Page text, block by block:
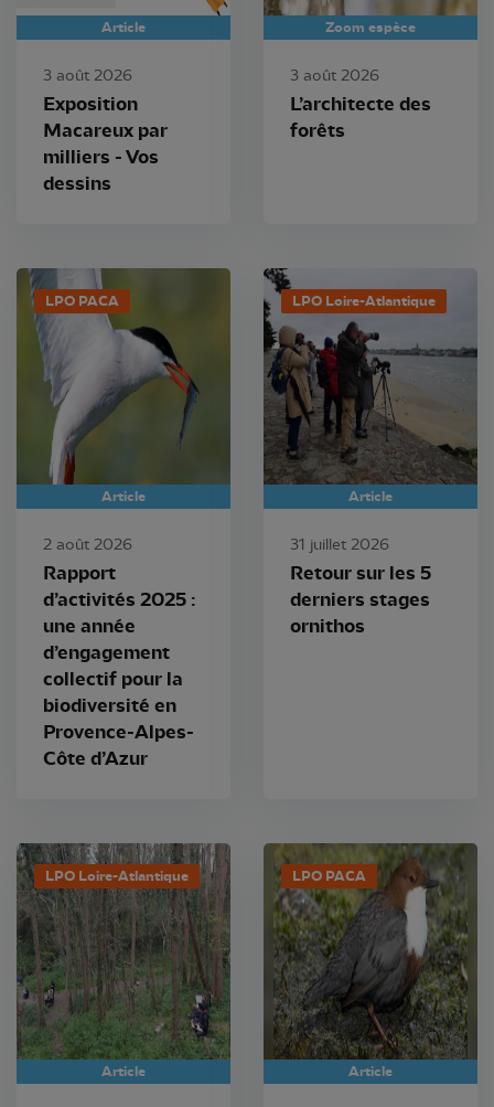
Article
3 août 2026
Exposition
Macareux par
milliers - Vos
dessins
Zoom espèce
3 août 2026
L’architecte des
forêts
LPO PACA
Article
2 août 2026
Rapport
d’activités 2025 :
une année
d’engagement
collectif pour la
biodiversité en
Provence-Alpes-
Côte d’Azur
LPO Loire-Atlantique
Article
31 juillet 2026
Retour sur les 5
derniers stages
ornithos
LPO Loire-Atlantique
Article
LPO PACA
Article